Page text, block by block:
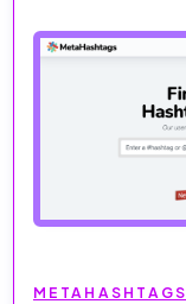
METAHASHTAGS